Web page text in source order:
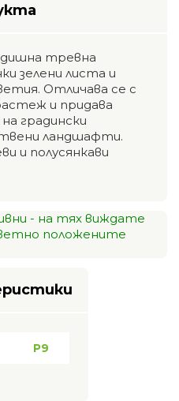
тревна
зелени листа и
Отличава се с
и придава
градински
ландшафти.
и полусянкави
- на тях виждате
положените
P9